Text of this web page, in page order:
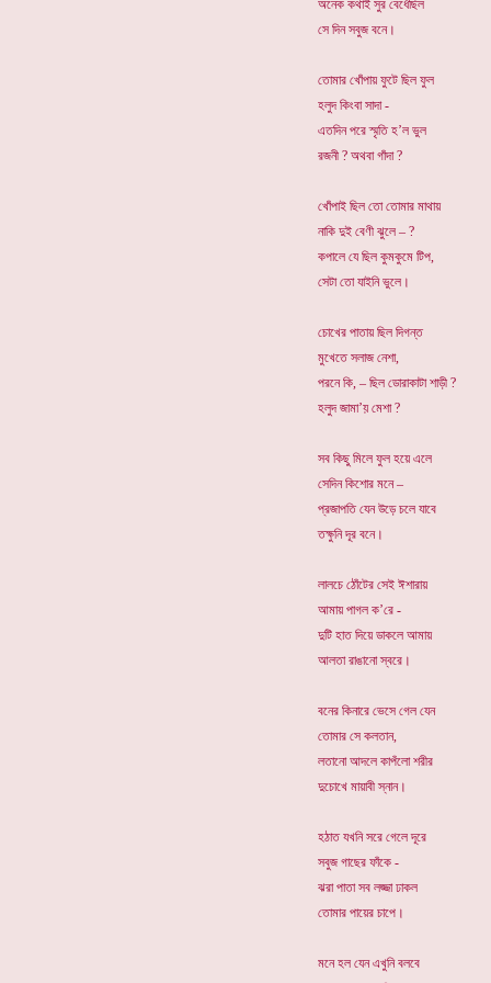
অনেক কথাই সুর বেধেঁছিল
সে দিন সবুজ বনে।
তোমার খোঁপায় ফুটে ছিল ফুল
হলুদ কিংবা সাদা -
এতদিন পরে স্মৃতি হ’ল ভুল
রজনী ? অথবা গাঁদা ?
খোঁপাই ছিল তো তোমার মাথায়
নাকি দুই বেণী ঝুলে – ?
কপালে যে ছিল কুমকুমে টিপ,
সেটা তো যাইনি ভুলে।
চোখের পাতায় ছিল দিগন্ত
মুখেতে সলাজ নেশা,
পরনে কি, – ছিল ডোরাকাটা শাড়ী ?
হলুদ জামা’য় মেশা ?
সব কিছু মিলে ফুল হয়ে এলে
সেদিন কিশোর মনে –
প্রজাপতি যেন উড়ে চলে যাবে
তক্ষুনি দূর বনে।
লালচে ঠোঁটের সেই ঈশারায়
আমায় পাগল ক’রে -
দুটি হাত দিয়ে ডাকলে আমায়
আলতা রাঙানো স্বরে।
বনের কিনারে ভেসে গেল যেন
তোমার সে কলতান,
লতানো আদলে কাপঁলো শরীর
দুচোখে মায়াবী স্নান।
হঠাত যখনি সরে গেলে দূরে
সবুজ গাছের ফাঁকে -
ঝরা পাতা সব লজ্জা ঢাকল
তোমার পায়ের চাপে।
মনে হল যেন এখুনি বলবে